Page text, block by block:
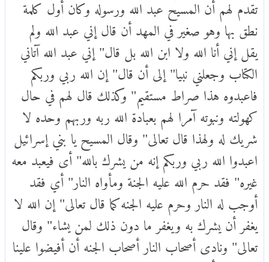
نطق بها وهو صغير في المهد أن قال إني عبد الله ولم
يقل إني أنا الله ولا ابن الله بل قال" إني عبد الله آتاني
الكتاب وجعلني نبيا" إلى أن قال" إن الله ربي وربكم
فاعبدوه هذا صراط مستقيم" وكذلك قال لهم في حال
كهولته ونبوته آمرا لهم بعبادة الله ربه وربهم وحده لا
شريك له ولهذا قال تعالى" وقال المسيح يا بني إسرائيل
اعبدوا الله ربي وربكم إنه من يشرك بالله" أى فيعبد معه
غيره" فقد حرم الله عليه الجنة ومأواه النار" أي فقد
أوجب له النار وحرم عليه الجنه كما قال تعالى" إن الله لا
يغفر أن يشرك به ويغفر ما دون ذلك لمن يشاء" وقال
تعالى" ونادى أصحاب النار أصحاب الجنه أن أفيضوا علينا